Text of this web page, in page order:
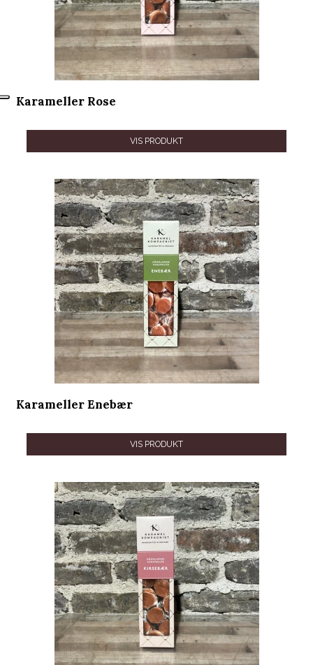
Karameller Rose
VIS PRODUKT
Karameller Enebær
VIS PRODUKT